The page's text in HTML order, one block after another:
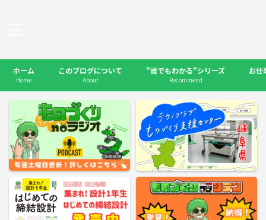
ホーム
Home
このブログについて
About
"誰でもわかる"シリーズ
Recommend
お仕